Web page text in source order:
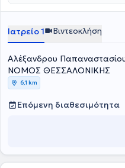
Ιατρείο 1 Βιντεοκλήση
Αλέξανδρου
ΝΟΜΟΣ ΘΕΣΣΑΛΟΝΙΚΗΣ
6,1 km
Επόμενη διαθεσιμότητα